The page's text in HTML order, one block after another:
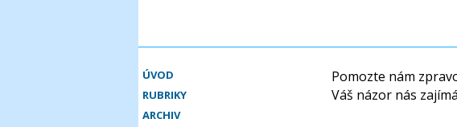
ÚVOD
RUBRIKY
ARCHIV
Pomozte nám
Váš názor nás